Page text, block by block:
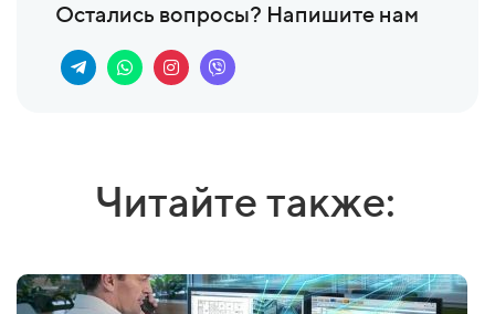
Остались вопросы? Напишите нам
Читайте также: